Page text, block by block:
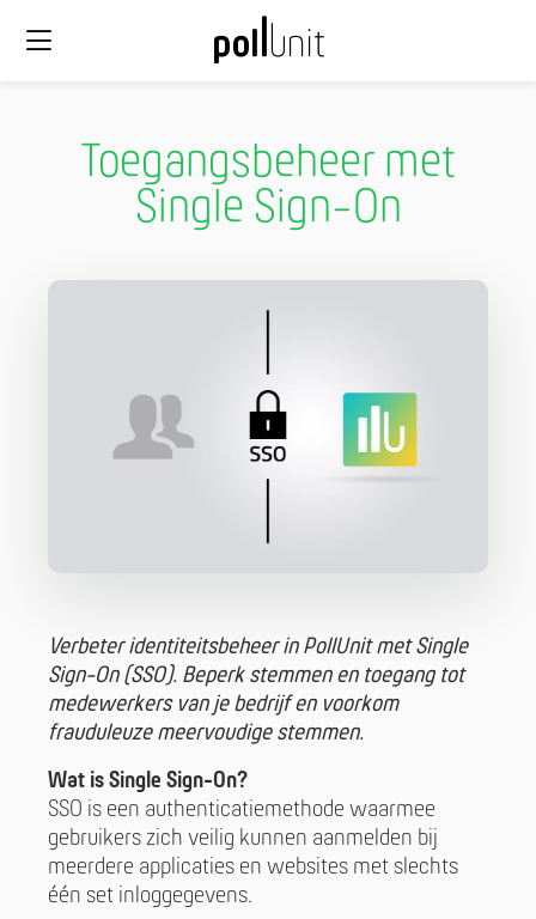
Toegangsbeheer met
Single Sign-On
Verbeter identiteitsbeheer in PollUnit met Single
Sign-On (SSO). Beperk stemmen en toegang tot
medewerkers van je bedrijf en voorkom
frauduleuze meervoudige stemmen.
Wat is Single Sign-On?
SSO is een authenticatiemethode waarmee
gebruikers zich veilig kunnen aanmelden bij
meerdere applicaties en websites met slechts
één set inloggegevens.